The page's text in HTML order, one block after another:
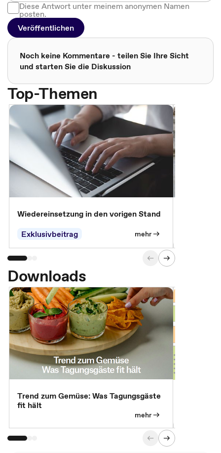
Diese Antwort unter meinem anonymen Namen
posten.
Veröffentlichen
Noch keine Kommentare - teilen Sie Ihre Sicht
und starten Sie die Diskussion
Top-Themen
Wiedereinsetzung in den vorigen Stand
Exklusivbeitrag
mehr
Downloads
Trend zum Gemüse: Was Tagungsgäste
fit hält
mehr